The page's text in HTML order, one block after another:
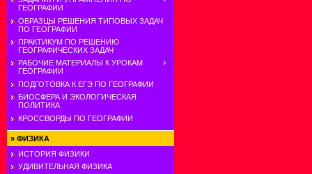
ГЕОГРАФИИ
ОБРАЗЦЫ РЕШЕНИЯ ТИПОВЫХ ЗАДАЧ
ПО ГЕОГРАФИИ
ПРАКТИКУМ ПО РЕШЕНИЮ
ГЕОГРАФИЧЕСКИХ ЗАДАЧ
РАБОЧИЕ МАТЕРИАЛЫ К УРОКАМ
ГЕОГРАФИИ
ПОДГОТОВКА К ЕГЭ ПО ГЕОГРАФИИ
БИОСФЕРА И ЭКОЛОГИЧЕСКАЯ
ПОЛИТИКА
КРОССВОРДЫ ПО ГЕОГРАФИИ
» ФИЗИКА
ИСТОРИЯ ФИЗИКИ
УДИВИТЕЛЬНАЯ ФИЗИКА